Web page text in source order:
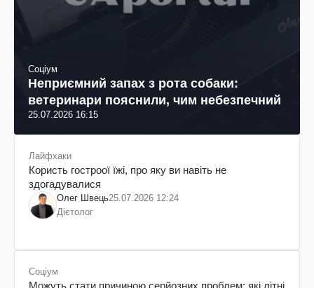
Соціум
Неприємний запах з рота собаки:
ветеринари пояснили, чим небезпечний
25.07.2026 16:15
Лайфхаки
Користь гостроої їжі, про яку ви навіть не
здогадувалися
Олег Швець25.07.2026 12:24
Дієтолог
Соціум
Можуть стати причиною серйозних проблем: які літні